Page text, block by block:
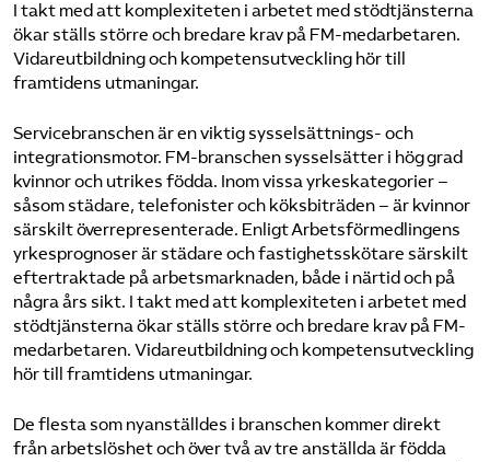
I takt med att komplexiteten i arbetet med stödtjänsterna
ökar ställs större och bredare krav på FM-medarbetaren.
Vidare­utbildning och kompetens­utveckling hör till
framtidens utmaningar.
Service­branschen är en viktig sysselsättnings- och
integrationsmotor. FM-branschen sysselsätter i hög grad
kvinnor och utrikes födda. Inom vissa yrkeskategorier –
såsom städare, telefonister och köksbiträden – är kvinnor
särskilt överrepresenterade. Enligt Arbetsförmedlingens
yrkesprognoser är städare och fastighetsskötare särskilt
eftertraktade på arbetsmarknaden, både i närtid och på
några års sikt. I takt med att komplexiteten i arbetet med
stödtjänsterna ökar ställs större och bredare krav på FM-
medarbetaren. Vidare­utbildning och kompetens­utveckling
hör till framtidens utmaningar.
De flesta som nyanställdes i branschen kommer direkt
från arbetslöshet och över två av tre anställda är födda